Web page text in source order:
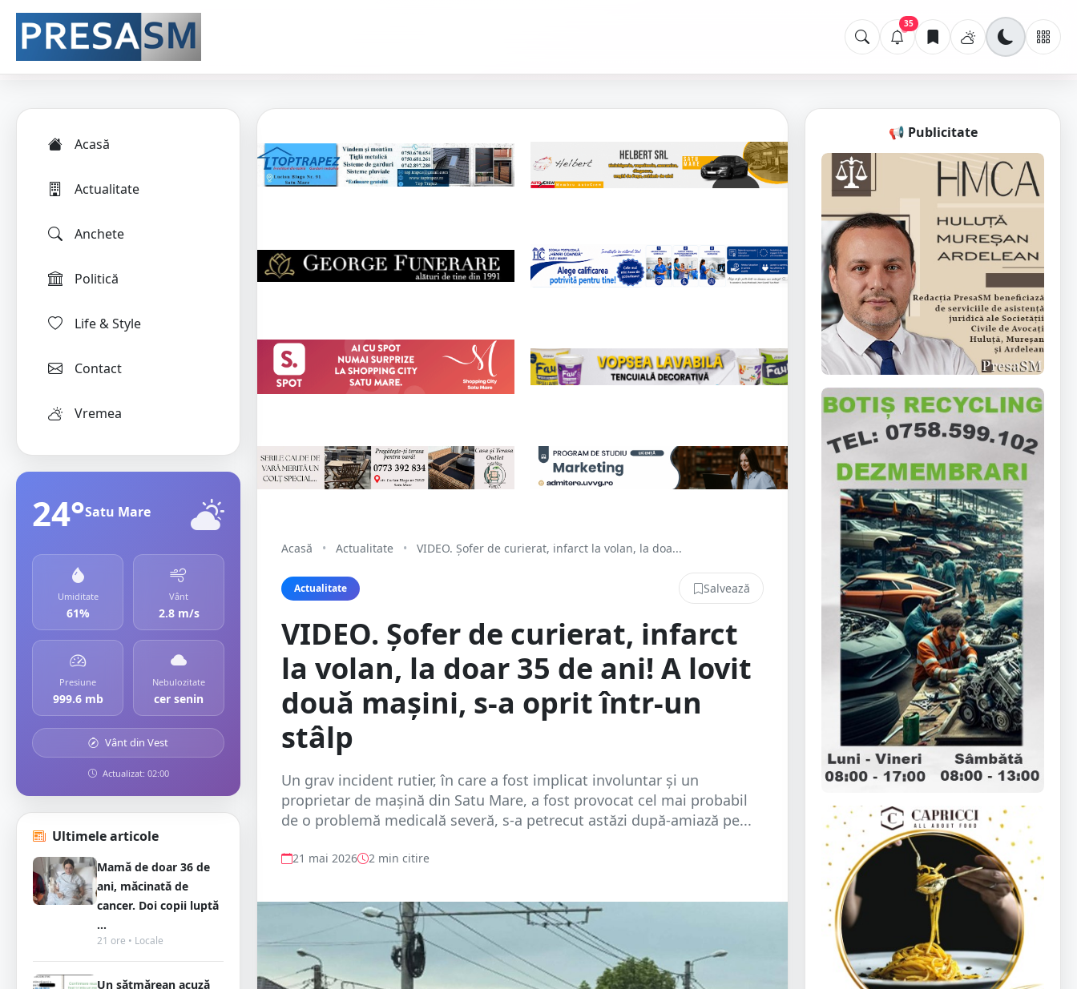
35
Acasă
Actualitate
Anchete
Politică
Life & Style
Contact
Vremea
24°Satu Mare
Umiditate
61%
Vânt
2.8 m/s
Presiune
999.6 mb
Nebulozitate
cer senin
Vânt din Vest
Actualizat: 02:00
Ultimele articole
Mamă de doar 36 de
ani, măcinată de
cancer. Doi copii luptă
...
21 ore • Locale
Un sătmărean acuză
Acasă • Actualitate • VIDEO. Șofer de curierat, infarct la volan, la doa...
Actualitate Salvează
VIDEO. Șofer de curierat, infarct
la volan, la doar 35 de ani! A lovit
două mașini, s-a oprit într-un
stâlp
Un grav incident rutier, în care a fost implicat involuntar și un
proprietar de mașină din Satu Mare, a fost provocat cel mai probabil
de o problemă medicală severă, s-a petrecut astăzi după-amiază pe...
21 mai 2026 2 min citire
📢 Publicitate